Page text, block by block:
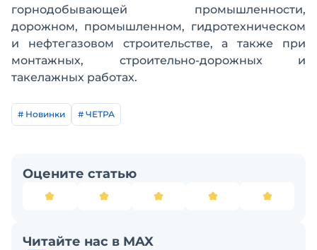
горнодобывающей промышленности,
дорожном, промышленном, гидротехническом
и нефтегазовом строительстве, а также при
монтажных, строительно-дорожных и
такелажных работах.
# Новинки # ЧЕТРА
Оцените статью
Читайте нас в MAX